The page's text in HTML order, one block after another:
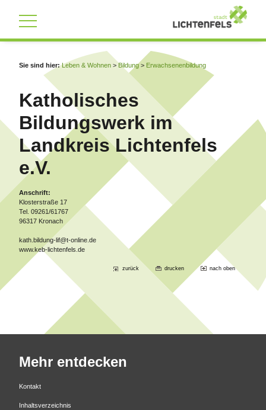
Sie sind hier: Leben & Wohnen > Bildung> Erwachsenenbildung
Katholisches
Bildungswerk im
Landkreis Lichtenfels
e.V.
Anschrift:
Klosterstraße 17
Tel. 09261/61767
96317 Kronach
kath.bildung-lif@t-online.de
www.keb-lichtenfels.de
zurück drucken nach oben
Mehr entdecken
Kontakt
Inhaltsverzeichnis